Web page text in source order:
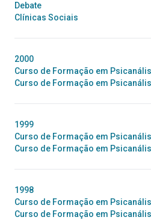
Debate
Clínicas Sociais
2000
Curso de Formação em
Curso de Formação em
1999
Curso de Formação em
Curso de Formação em
1998
Curso de Formação em
Curso de Formação em